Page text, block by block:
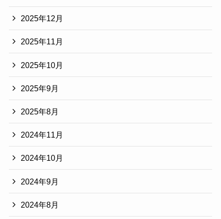
2025年12月
2025年11月
2025年10月
2025年9月
2025年8月
2024年11月
2024年10月
2024年9月
2024年8月